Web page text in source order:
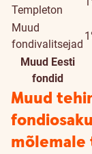
Templeton
Muud
fondivalitsejad
Muud Eesti
fondid
Muud